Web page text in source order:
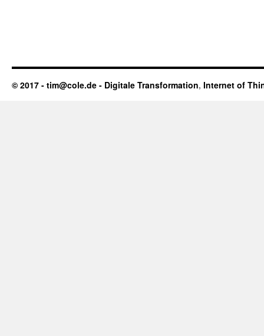
© 2017 - tim@cole.de - Digitale Transformation, Internet of